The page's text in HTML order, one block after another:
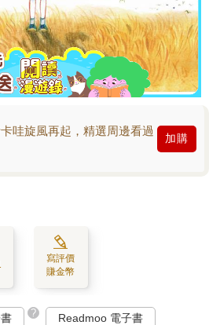
哇旋風再起，精選周邊看過
加購
寫評價
賺金幣
? Readmoo 電子書